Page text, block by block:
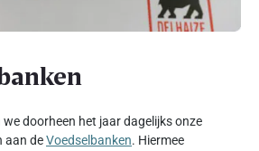
doorheen het jaar dagelijks onze
aan deVoedselbanken. Hiermee